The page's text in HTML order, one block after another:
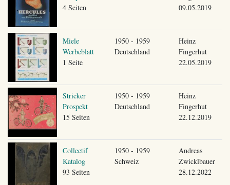
4 Seiten
09.05.2019
Miele
Werbeblatt
1 Seite
1950 - 1959
Deutschland
Heinz
Fingerhut
22.05.2019
Stricker
Prospekt
15 Seiten
1950 - 1959
Deutschland
Heinz
Fingerhut
22.12.2019
Collectif
Katalog
93 Seiten
1950 - 1959
Schweiz
Andreas
Zwicklbauer
28.12.2022